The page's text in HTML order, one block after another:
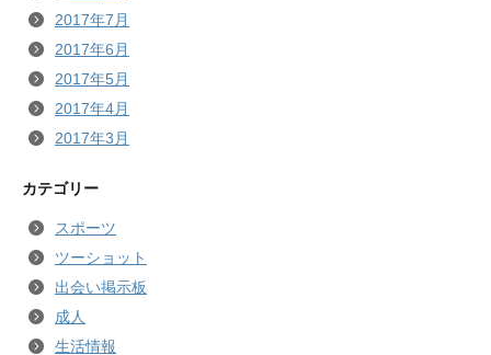
2017年7月
2017年6月
2017年5月
2017年4月
2017年3月
カテゴリー
スポーツ
ツーショット
出会い掲示板
成人
生活情報